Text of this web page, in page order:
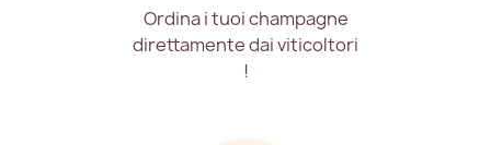
Ordina i tuoi champagne
direttamente dai viticoltori
!